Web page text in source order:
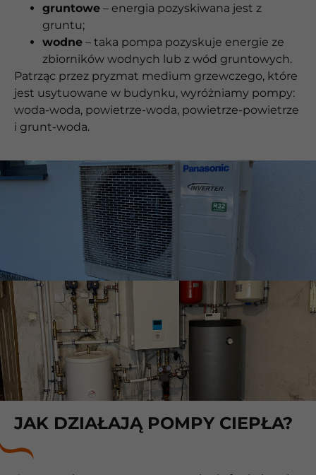
gruntowe – energia pozyskiwana jest z
gruntu;
wodne – taka pompa pozyskuje energie ze
zbiorników wodnych lub z wód gruntowych.
Patrząc przez pryzmat medium grzewczego, które
jest usytuowane w budynku, wyróżniamy pompy:
woda-woda, powietrze-woda, powietrze-powietrze
i grunt-woda.
JAK DZIAŁAJĄ POMPY CIEPŁA?